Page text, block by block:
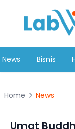
News Bisnis
Home News
Umat